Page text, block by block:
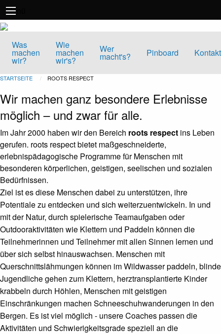
Direkt
zum
Inhalt
Menü
Was
machen
wir?
Wie
machen
wir's?
Wer
macht's? Pinboard Kontakt
STARTSEITE CURRENT:
ROOTS RESPECT
Wir machen ganz besondere Erlebnisse
möglich – und zwar für alle.
Im Jahr 2000 haben wir den Bereich roots respect ins Leben
gerufen. roots respect bietet maßgeschneiderte,
erlebnispädagogische Programme für Menschen mit
besonderen körperlichen, geistigen, seelischen und sozialen
Bedürfnissen.
Ziel ist es diese Menschen dabei zu unterstützen, ihre
Potentiale zu entdecken und sich weiterzuentwickeln. In und
mit der Natur, durch spielerische Teamaufgaben oder
Outdooraktivitäten wie Klettern und Paddeln können die
Teilnehmerinnen und Teilnehmer mit allen Sinnen lernen und
über sich selbst hinauswachsen. Menschen mit
Querschnittslähmungen können im Wildwasser paddeln, blinde
Jugendliche gehen zum Klettern, herztransplantierte Kinder
krabbeln durch Höhlen, Menschen mit geistigen
Einschränkungen machen Schneeschuhwanderungen in den
Bergen. Es ist viel möglich - unsere Coaches passen die
Aktivitäten und Schwierigkeitsgrade speziell an die